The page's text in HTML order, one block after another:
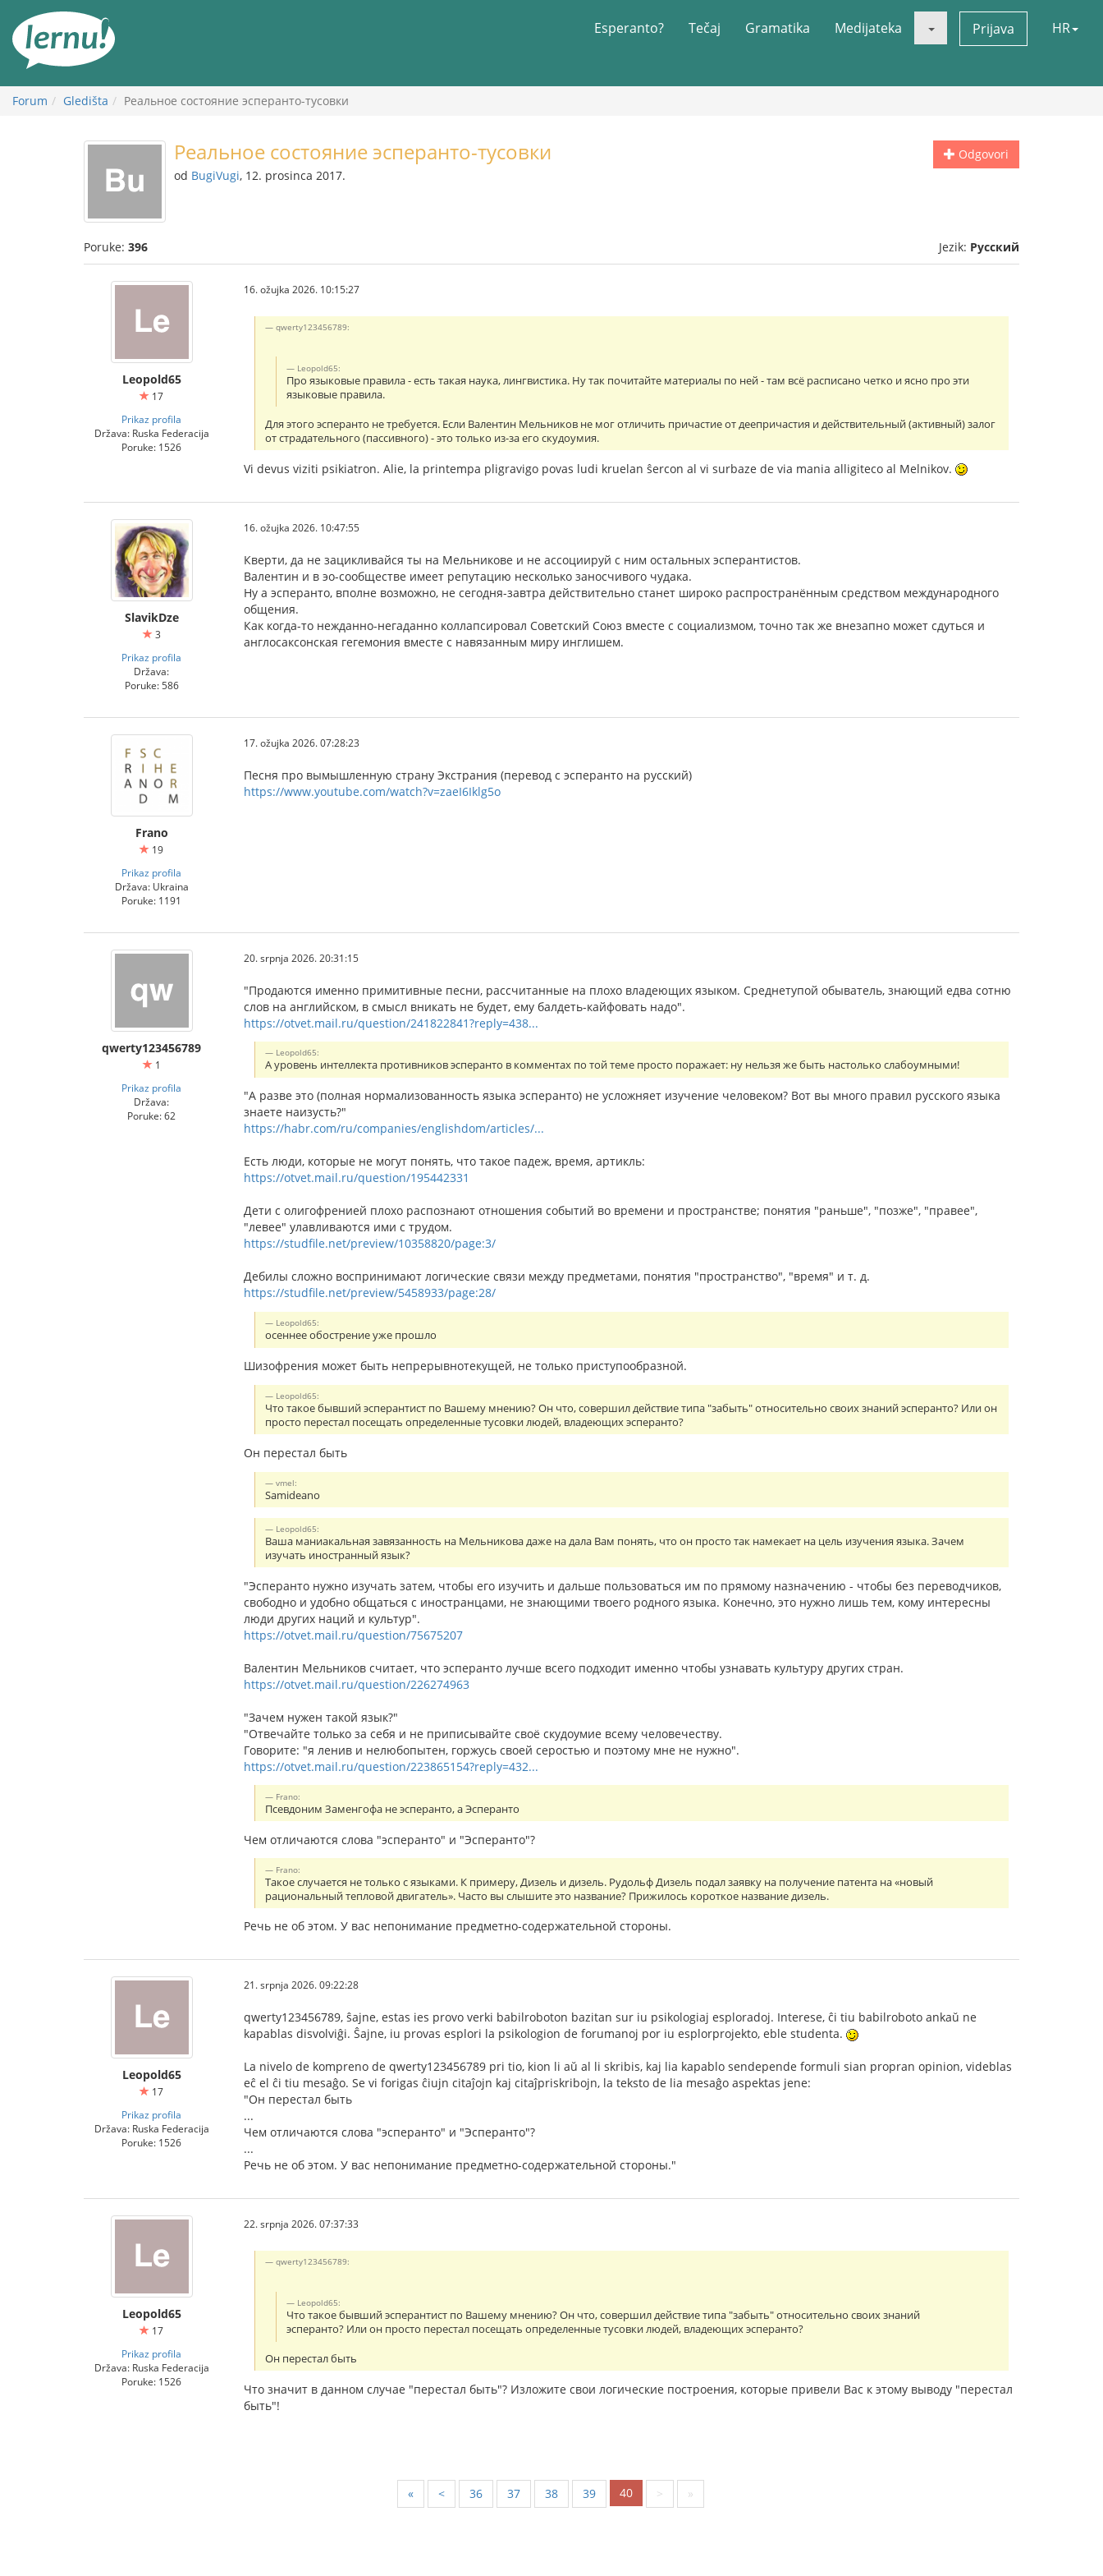
Esperanto? Tečaj Gramatika Medijateka Prijava HR
Forum Gledišta Реальное состояние эсперанто-тусовки
Odgovori
Реальное состояние эсперанто-тусовки
od BugiVugi, 12. prosinca 2017.
Poruke: 396 Jezik: Русский
Leopold65
17
Prikaz profila
Država: Ruska Federacija
Poruke: 1526
16. ožujka 2026. 10:15:27
qwerty123456789:
Leopold65:
Про языковые правила - есть такая наука, лингвистика. Ну так почитайте материалы по ней - там всё расписано четко и ясно про эти
языковые правила.
Для этого эсперанто не требуется. Если Валентин Мельников не мог отличить причастие от деепричастия и действительный (активный) залог
от страдательного (пассивного) - это только из-за его скудоумия.
Vi devus viziti psikiatron. Alie, la printempa pligravigo povas ludi kruelan ŝercon al vi surbaze de via mania alligiteco al Melnikov.
SlavikDze
3
Prikaz profila
Država:
Poruke: 586
16. ožujka 2026. 10:47:55
Кверти, да не зацикливайся ты на Мельникове и не ассоциируй с ним остальных эсперантистов.
Валентин и в эо-сообществе имеет репутацию несколько заносчивого чудака.
Ну а эсперанто, вполне возможно, не сегодня-завтра действительно станет широко распространённым средством международного
общения.
Как когда-то нежданно-негаданно коллапсировал Советский Союз вместе с социализмом, точно так же внезапно может сдуться и
англосаксонская гегемония вместе с навязанным миру инглишем.
Frano
19
Prikaz profila
Država: Ukraina
Poruke: 1191
17. ožujka 2026. 07:28:23
Песня про вымышленную страну Экстрания (перевод с эсперанто на русский)
https://www.youtube.com/watch?v=zaeI6Iklg5o
qwerty123456789
1
Prikaz profila
Država:
Poruke: 62
20. srpnja 2026. 20:31:15
"Продаются именно примитивные песни, рассчитанные на плохо владеющих языком. Среднетупой обыватель, знающий едва сотню
слов на английском, в смысл вникать не будет, ему балдеть-кайфовать надо".
https://otvet.mail.ru/question/241822841?reply=438...
Leopold65:
А уровень интеллекта противников эсперанто в комментах по той теме просто поражает: ну нельзя же быть настолько слабоумными!
"А разве это (полная нормализованность языка эсперанто) не усложняет изучение человеком? Вот вы много правил русского языка
знаете наизусть?"
https://habr.com/ru/companies/englishdom/articles/...
Есть люди, которые не могут понять, что такое падеж, время, артикль:
https://otvet.mail.ru/question/195442331
Дети с олигофренией плохо распознают отношения событий во времени и пространстве; понятия "раньше", "позже", "правее",
"левее" улавливаются ими с трудом.
https://studfile.net/preview/10358820/page:3/
Дебилы сложно воспринимают логические связи между предметами, понятия "пространство", "время" и т. д.
https://studfile.net/preview/5458933/page:28/
Leopold65:
осеннее обострение уже прошло
Шизофрения может быть непрерывнотекущей, не только приступообразной.
Leopold65:
Что такое бывший эсперантист по Вашему мнению? Он что, совершил действие типа "забыть" относительно своих знаний эсперанто? Или он
просто перестал посещать определенные тусовки людей, владеющих эсперанто?
Он перестал быть
vmel:
Samideano
Leopold65:
Ваша маниакальная завязанность на Мельникова даже на дала Вам понять, что он просто так намекает на цель изучения языка. Зачем
изучать иностранный язык?
"Эсперанто нужно изучать затем, чтобы его изучить и дальше пользоваться им по прямому назначению - чтобы без переводчиков,
свободно и удобно общаться с иностранцами, не знающими твоего родного языка. Конечно, это нужно лишь тем, кому интересны
люди других наций и культур".
https://otvet.mail.ru/question/75675207
Валентин Мельников считает, что эсперанто лучше всего подходит именно чтобы узнавать культуру других стран.
https://otvet.mail.ru/question/226274963
"Зачем нужен такой язык?"
"Отвечайте только за себя и не приписывайте своё скудоумие всему человечеству.
Говорите: "я ленив и нелюбопытен, горжусь своей серостью и поэтому мне не нужно".
https://otvet.mail.ru/question/223865154?reply=432...
Frano:
Псевдоним Заменгофа не эсперанто, а Эсперанто
Чем отличаются слова "эсперанто" и "Эсперанто"?
Frano:
Такое случается не только с языками. К примеру, Дизель и дизель. Рудольф Дизель подал заявку на получение патента на «новый
рациональный тепловой двигатель». Часто вы слышите это название? Прижилось короткое название дизель.
Речь не об этом. У вас непонимание предметно-содержательной стороны.
Leopold65
17
Prikaz profila
Država: Ruska Federacija
Poruke: 1526
21. srpnja 2026. 09:22:28
qwerty123456789, ŝajne, estas ies provo verki babilroboton bazitan sur iu psikologiaj esploradoj. Interese, ĉi tiu babilroboto ankaŭ ne
kapablas disvolviĝi. Ŝajne, iu provas esplori la psikologion de forumanoj por iu esplorprojekto, eble studenta.
La nivelo de kompreno de qwerty123456789 pri tio, kion li aŭ al li skribis, kaj lia kapablo sendepende formuli sian propran opinion, videblas
eĉ el ĉi tiu mesaĝo. Se vi forigas ĉiujn citaĵojn kaj citaĵpriskribojn, la teksto de lia mesaĝo aspektas jene:
"Он перестал быть
...
Чем отличаются слова "эсперанто" и "Эсперанто"?
...
Речь не об этом. У вас непонимание предметно-содержательной стороны."
Leopold65
17
Prikaz profila
Država: Ruska Federacija
Poruke: 1526
22. srpnja 2026. 07:37:33
qwerty123456789:
Leopold65:
Что такое бывший эсперантист по Вашему мнению? Он что, совершил действие типа "забыть" относительно своих знаний
эсперанто? Или он просто перестал посещать определенные тусовки людей, владеющих эсперанто?
Он перестал быть
Что значит в данном случае "перестал быть"? Изложите свои логические построения, которые привели Вас к этому выводу "перестал
быть"!
« < 36 37 38 39 40 > »